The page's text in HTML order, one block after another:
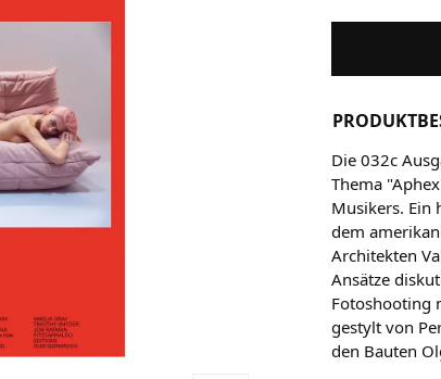
Die 032c
Thema
Musikers. Ein
dem
Architekten
Ansätze
Fotoshooting
gestylt von
den Bauten